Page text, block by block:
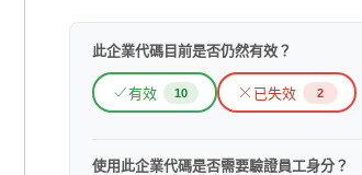
此企業代碼目前是否仍然有效？
有效 10 已失效 2
使用此企業代碼是否需要驗證員工身分？